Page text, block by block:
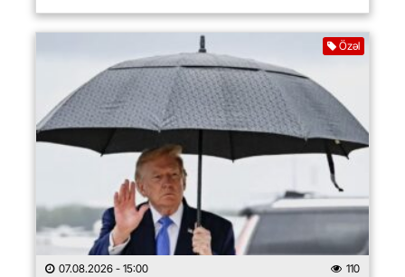
Özəl
07.08.2026 - 15:00 110